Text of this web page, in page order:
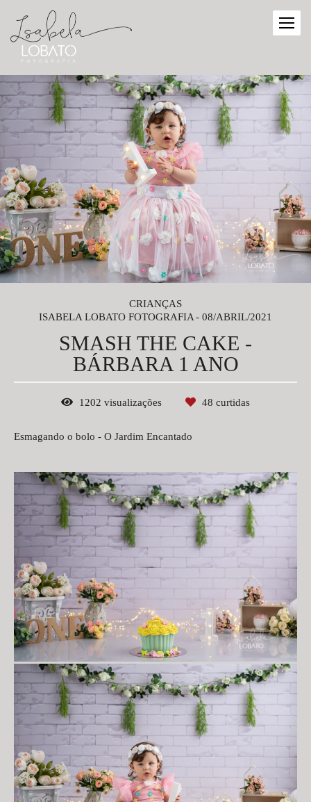
CRIANÇAS
ISABELA LOBATO FOTOGRAFIA
08/ABRIL/2021
SMASH THE CAKE -
BÁRBARA 1 ANO
1202 visualizações 48 curtidas
Esmagando o bolo - O Jardim Encantado